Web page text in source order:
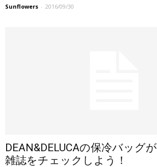
Sunflowers - 2016/09/30
DEAN&DELUCAの保冷バッグ
雑誌をチェックしよう！